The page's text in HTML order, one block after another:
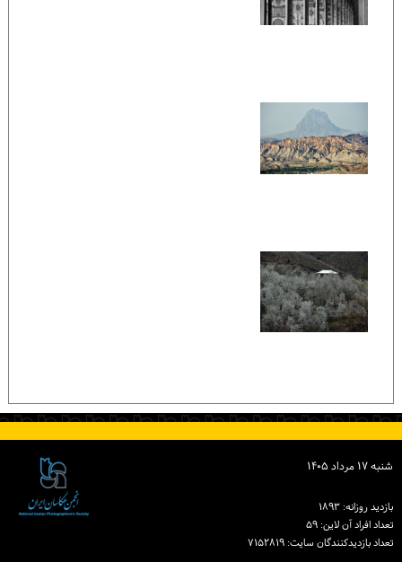
شنبه ۱۷ مرداد ۱۴۰۵
بازدید روزانه: ۱۸۹۳
تعداد افراد آن لاین: ۵۹
تعداد بازدیدكنندگان سایت: ۷۱۵۲۸۱۹